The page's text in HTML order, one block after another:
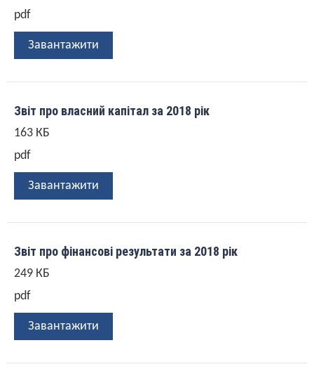
pdf
Завантажити
Звіт про власний капітал за 2018 рік
163 КБ
pdf
Завантажити
Звіт про фінансові результати за 2018 рік
249 КБ
pdf
Завантажити